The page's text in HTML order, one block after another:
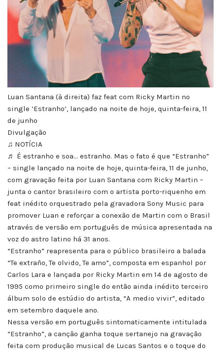
Luan Santana (à direita) faz feat com Ricky Martin no
single ‘Estranho’, lançado na noite de hoje, quinta-feira, 11
de junho
Divulgação
♫ NOTÍCIA
♬ É estranho e soa… estranho. Mas o fato é que “Estranho”
– single lançado na noite de hoje, quinta-feira, 11 de junho,
com gravação feita por Luan Santana com Ricky Martin –
junta o cantor brasileiro com o artista porto-riquenho em
feat inédito orquestrado pela gravadora Sony Music para
promover Luan e reforçar a conexão de Martin com o Brasil
através de versão em português de música apresentada na
voz do astro latino há 31 anos.
“Estranho” reapresenta para o público brasileiro a balada
“Te extraño, Te olvido, Te amo”, composta em espanhol por
Carlos Lara e lançada por Ricky Martin em 14 de agosto de
1995 como primeiro single do então ainda inédito terceiro
álbum solo de estúdio do artista, “A medio vivir”, editado
em setembro daquele ano.
Nessa versão em português sintomaticamente intitulada
“Estranho”, a canção ganha toque sertanejo na gravação
feita com produção musical de Lucas Santos e o toque do